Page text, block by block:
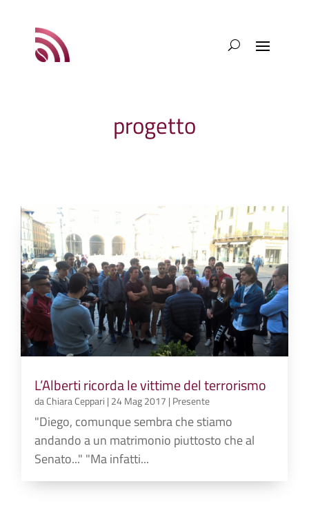
progetto
L’Alberti ricorda le vittime del terrorismo
daChiara Ceppari | 24 Mag 2017 | Presente
"Diego, comunque sembra che stiamo
andando a un matrimonio piuttosto che al
Senato..." "Ma infatti...